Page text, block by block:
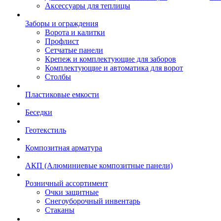
Аксессуары для теплицы
Заборы и ограждения
Ворота и калитки
Профлист
Сетчатые панели
Крепеж и комплектующие для заборов
Комплектующие и автоматика для ворот
Столбы
Пластиковые емкости
Беседки
Геотекстиль
Композитная арматура
АКП (Алюминиевые композитные панели)
Розничный ассортимент
Очки защитные
Снегоуборочный инвентарь
Стаканы